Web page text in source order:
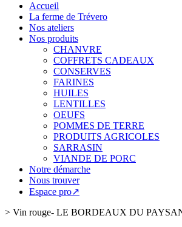
Accueil
La ferme de Trévero
Nos ateliers
Nos produits
CHANVRE
COFFRETS CADEAUX
CONSERVES
FARINES
HUILES
LENTILLES
OEUFS
POMMES DE TERRE
PRODUITS AGRICOLES
SARRASIN
VIANDE DE PORC
Notre démarche
Nous trouver
Espace pro↗
> Vin rouge- LE BORDEAUX DU